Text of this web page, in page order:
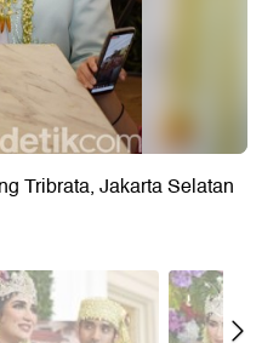
Tribrata, Jakarta Selatan